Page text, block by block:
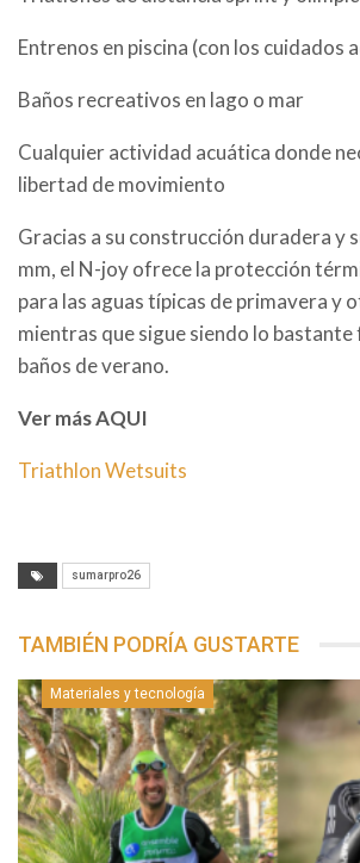
Entrenos en piscina (con los cuidados
Baños recreativos en lago o mar
Cualquier actividad acuática donde
libertad de movimiento
Gracias a su construcción duradera y
mm, el N-joy ofrece la protección
para las aguas típicas de primavera y
mientras que sigue siendo lo bastante
baños de verano.
Ver más AQUI
Triathlon Wetsuits
sumarpro26
TAMBIÉN PODRÍA GUSTARTE
Materiales y tecnología